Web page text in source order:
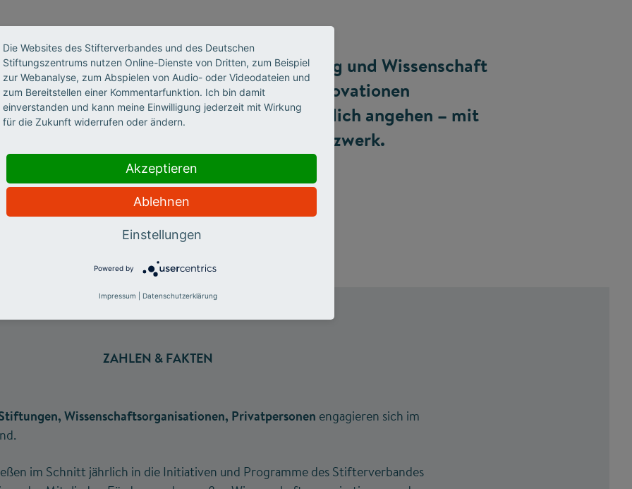
klare Vision: Wir wollen, dass Bildung und Wissenschaft
werden, dass wir die erforderlichen Innovationen
Aufgabe können wir nur gemeinschaftlich angehen – mit
Seite und einem wirkungsvollen Netzwerk.
ZAHLEN & FAKTEN
Wissenschaftsorganisationen, Privatpersonen engagieren sich im
im Schnitt jährlich in die Initiativen und Programme des Stifterverbandes
Die Websites des Stifterverbandes und des Deutschen
Stiftungszentrums nutzen Online-Dienste von Dritten, zum Beispiel
zur Webanalyse, zum Abspielen von Audio- oder Videodateien und
zum Bereitstellen einer Kommentarfunktion. Ich bin damit
einverstanden und kann meine Einwilligung jederzeit mit Wirkung
für die Zukunft widerrufen oder ändern.
Akzeptieren
Ablehnen
Einstellungen
Powered by
Impressum Datenschutzerklärung